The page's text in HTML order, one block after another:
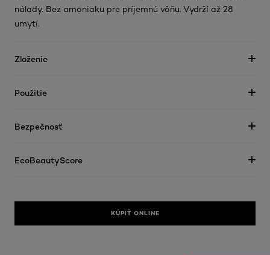
nálady. Bez amoniaku pre príjemnú vôňu. Vydrží až 28
umytí.
Zloženie
Použitie
Bezpečnosť
EcoBeautyScore
KÚPIŤ ONLINE